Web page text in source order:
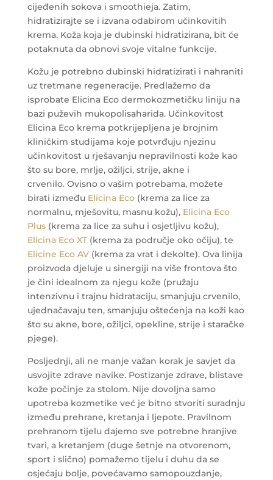
cijeđenih sokova i smoothieja. Zatim,
hidratizirajte se i izvana odabirom učinkovitih
krema. Koža koja je dubinski hidratizirana, bit će
potaknuta da obnovi svoje vitalne funkcije.
Kožu je potrebno dubinski hidratizirati i nahraniti
uz tretmane regeneracije. Predlažemo da
isprobate Elicina Eco dermokozmetičku liniju na
bazi puževih mukopolisaharida. Učinkovitost
Elicina Eco krema potkrijepljena je brojnim
kliničkim studijama koje potvrđuju njezinu
učinkovitost u rješavanju nepravilnosti kože kao
što su bore, mrlje, ožiljci, strije, akne i
crvenilo. Ovisno o vašim potrebama, možete
birati između Elicina Eco(krema za lice za
normalnu, mješovitu, masnu kožu), Elicina Eco
Plus(krema za lice za suhu i osjetljivu kožu),
Elicina Eco XT(krema za područje oko očiju), te
Elicine Eco AV(krema za vrat i dekolte). Ova linija
proizvoda djeluje u sinergiji na više frontova što
je čini idealnom za njegu kože (pružaju
intenzivnu i trajnu hidrataciju, smanjuju crvenilo,
ujednačavaju ten, smanjuju oštećenja na koži kao
što su akne, bore, ožiljci, opekline, strije i staračke
pjege).
Posljednji, ali ne manje važan korak je savjet da
usvojite zdrave navike. Postizanje zdrave, blistave
kože počinje za stolom. Nije dovoljna samo
upotreba kozmetike već je bitno stvoriti suradnju
između prehrane, kretanja i ljepote. Pravilnom
prehranom tijelu dajemo sve potrebne hranjive
tvari, a kretanjem (duge šetnje na otvorenom,
sport i slično) pomažemo tijelu i duhu da se
osjećaju bolje, povećavamo samopouzdanje,